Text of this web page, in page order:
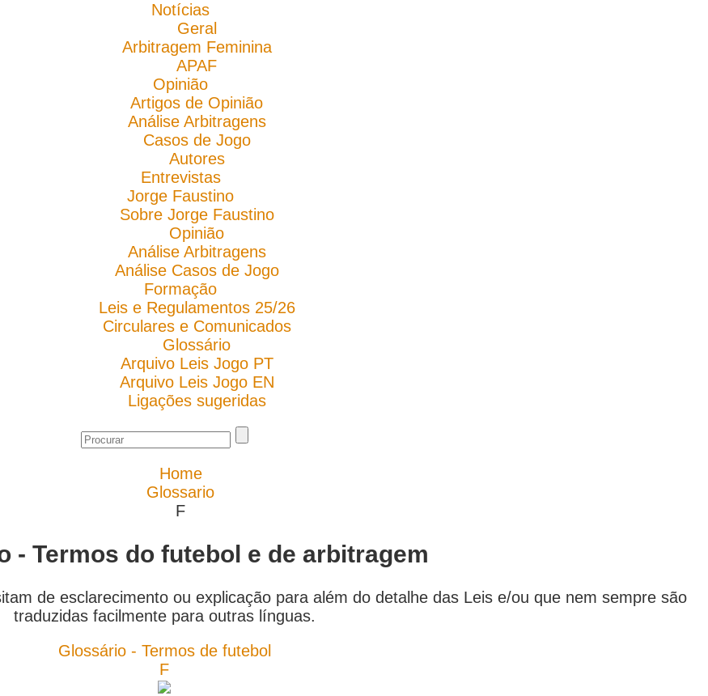
Notícias
Geral
Arbitragem Feminina
APAF
Opinião
Artigos de Opinião
Análise Arbitragens
Casos de Jogo
Autores
Entrevistas
Jorge Faustino
Sobre Jorge Faustino
Opinião
Análise Arbitragens
Análise Casos de Jogo
Formação
Leis e Regulamentos 25/26
Circulares e Comunicados
Glossário
Arquivo Leis Jogo PT
Arquivo Leis Jogo EN
Ligações sugeridas
Home
Glossario
F
- Termos do futebol e de arbitragem
de esclarecimento ou explicação para além do detalhe das Leis e/ou que nem sempre são
traduzidas facilmente para outras línguas.
Glossário - Termos de futebol
F